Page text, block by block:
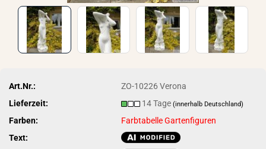
Art.Nr.:
ZO-10226 Verona
Lieferzeit:
14 Tage(innerhalb Deutschland)
Farben:
Farbtabelle Gartenfiguren
Text: